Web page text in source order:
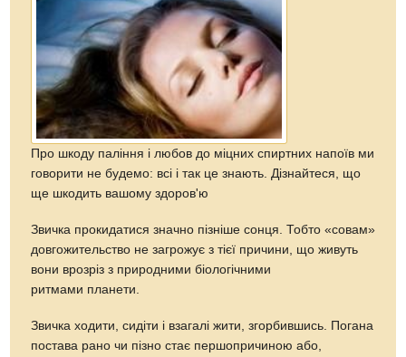
Про шкоду паління і любов до міцних спиртних напоїв ми
говорити не будемо: всі і так це знають. Дізнайтеся, що
ще шкодить вашому здоров'ю
Звичка прокидатися значно пізніше сонця. Тобто «совам»
довгожительство не загрожує з тієї причини, що живуть
вони врозріз з природними біологічними
ритмами планети.
Звичка ходити, сидіти і взагалі жити, згорбившись. Погана
постава рано чи пізно стає першопричиною або,